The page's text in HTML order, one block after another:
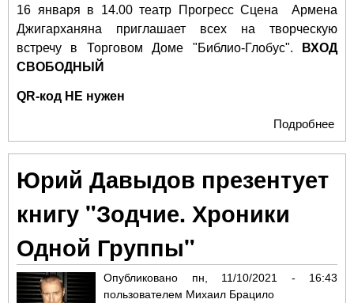
16 января в 14.00 театр
Прогресс Сцена Армена
Джигарханяна приглашает всех на творческую
встречу в Торговом Доме "Библио-Глобус".
ВХОД
СВОБОДНЫЙ
QR-код НЕ нужен
Подробнее
Юрий Давыдов презентует
книгу "Зодчие. Хроники
Одной Группы"
Опубликовано пн, 11/10/2021 - 16:43
пользователем Михаил Брацило